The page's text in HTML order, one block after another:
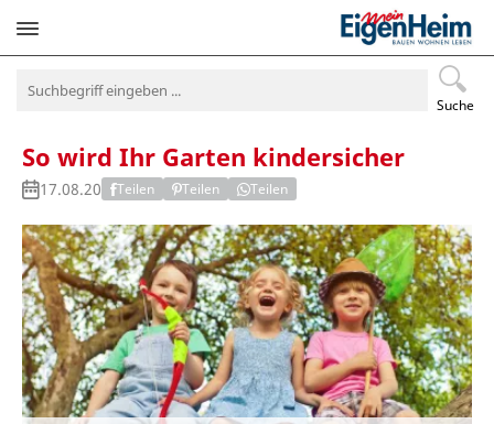
Suche
Navigation
So wird Ihr Garten kindersicher
17.08.20 Teilen Teilen Teilen